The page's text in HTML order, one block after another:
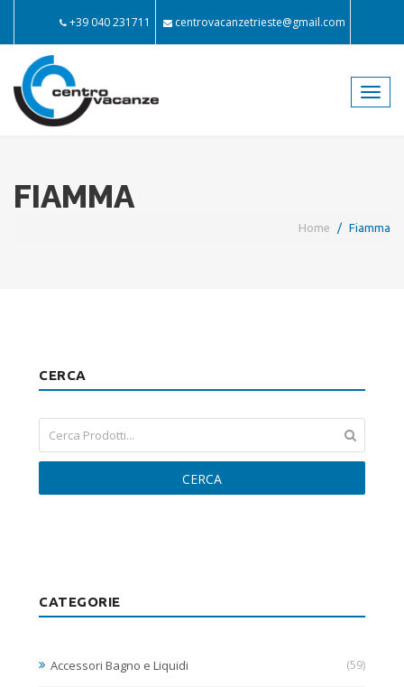
+39 040 231711 centrovacanzetrieste@gmail.com
FIAMMA
Home Fiamma
CERCA
CERCA
CATEGORIE
Accessori Bagno e Liquidi (59)